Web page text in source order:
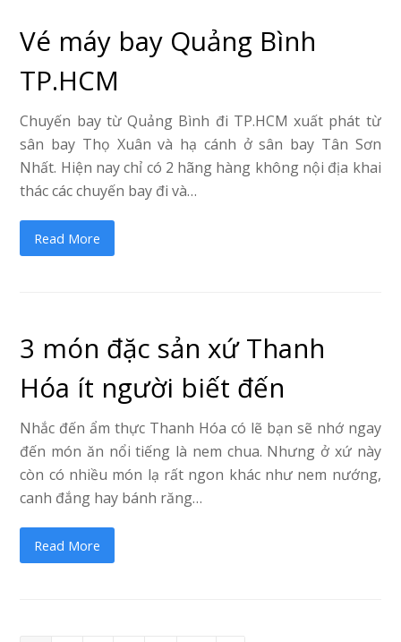
Vé máy bay Quảng Bình
TP.HCM
Chuyến bay từ Quảng Bình đi TP.HCM xuất phát từ
sân bay Thọ Xuân và hạ cánh ở sân bay Tân Sơn
Nhất. Hiện nay chỉ có 2 hãng hàng không nội địa khai
thác các chuyến bay đi và…
Read More
3 món đặc sản xứ Thanh
Hóa ít người biết đến
Nhắc đến ẩm thực Thanh Hóa có lẽ bạn sẽ nhớ ngay
đến món ăn nổi tiếng là nem chua. Nhưng ở xứ này
còn có nhiều món lạ rất ngon khác như nem nướng,
canh đắng hay bánh răng…
Read More